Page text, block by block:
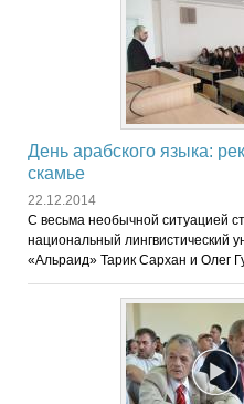
День арабского языка:
скамье
22.12.2014
С весьма необычной ситуацией
национальный лингвистический
«Альраид» Тарик Сархан и Олег